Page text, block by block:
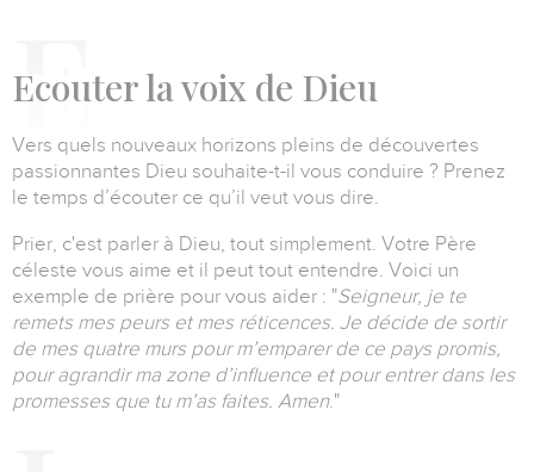
Ecouter la voix de Dieu
Vers quels nouveaux horizons pleins de découvertes
passionnantes Dieu souhaite-t-il vous conduire ? Prenez
le temps d’écouter ce qu’il veut vous dire.
Prier, c'est parler à Dieu, tout simplement. Votre Père
céleste vous aime et il peut tout entendre. Voici un
exemple de prière pour vous aider : "Seigneur, je te
remets mes peurs et mes réticences. Je décide de sortir
de mes quatre murs pour m’emparer de ce pays promis,
pour agrandir ma zone d’influence et pour entrer dans les
promesses que tu m’as faites. Amen."